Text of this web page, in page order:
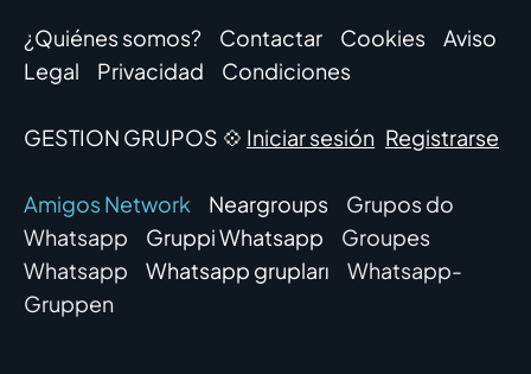
¿Quiénes somos? Contactar Cookies
Aviso
Legal
Privacidad Condiciones
GESTION GRUPOS 💠 Iniciar sesión Registrarse
Amigos Network Neargroups
Grupos do
Whatsapp
Gruppi Whatsapp
Groupes
Whatsapp
Whatsapp grupları
Whatsapp-
Gruppen